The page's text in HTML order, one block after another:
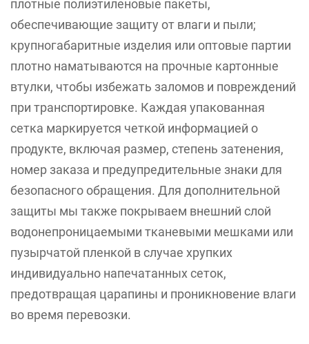
плотные полиэтиленовые пакеты,
обеспечивающие защиту от влаги и пыли;
крупногабаритные изделия или оптовые партии
плотно наматываются на прочные картонные
втулки, чтобы избежать заломов и повреждений
при транспортировке. Каждая упакованная
сетка маркируется четкой информацией о
продукте, включая размер, степень затенения,
номер заказа и предупредительные знаки для
безопасного обращения. Для дополнительной
защиты мы также покрываем внешний слой
водонепроницаемыми тканевыми мешками или
пузырчатой пленкой в случае хрупких
индивидуально напечатанных сеток,
предотвращая царапины и проникновение влаги
во время перевозки.